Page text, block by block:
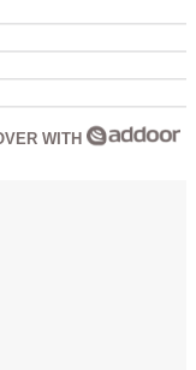
WITH